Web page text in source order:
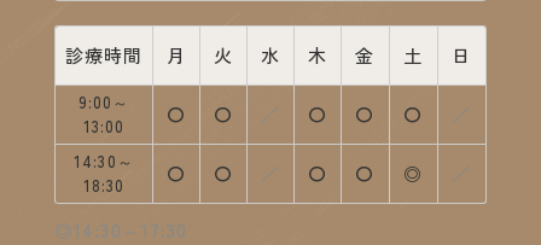
診療時間 月 火 水 木 金 土 日
9:00～
13:00
〇 診療中
〇 診療中
／ 休診〇 診療中
〇 診療中
〇 診療中
／
14:30～
18:30
〇 診療中
〇 診療中
／ 休診〇 診療中
〇 診療中
◎ 14:30～
／
◎14:30～17:30